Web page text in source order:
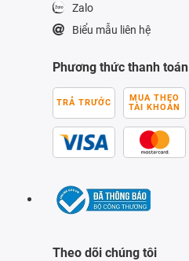
Zalo
Biểu mẫu liên hệ
Phương thức thanh toán
TRẢ TRƯỚC
MUA THEO
TÀI KHOẢN
Theo dõi chúng tôi